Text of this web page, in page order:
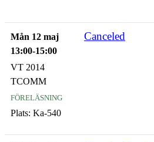
Mån 12 maj
13:00-15:00
Canceled
VT 2014
TCOMM
föreläsning
Plats: Ka-540